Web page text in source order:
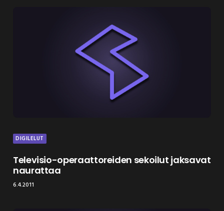
DIGILELUT
Televisio-operaattoreiden sekoilut jaksavat
naurattaa
6.4.2011